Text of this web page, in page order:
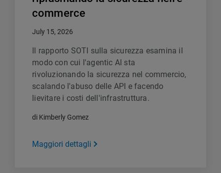
commerce
July 15, 2026
Il rapporto SOTI sulla sicurezza esamina il
modo con cui l'agentic AI sta
rivoluzionando la sicurezza nel commercio,
scalando l'abuso delle API e facendo
lievitare i costi dell'infrastruttura.
di Kimberly Gomez
Maggiori dettagli